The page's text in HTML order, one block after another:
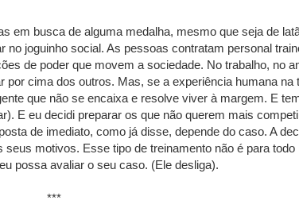
em busca de alguma medalha, mesmo que seja de
joguinho social. As pessoas contratam personal
de poder que movem a sociedade. No trabalho, no
cima dos outros. Mas, se a experiência humana
que não se encaixa e resolve viver à margem. E
E eu decidi preparar os que não querem mais
de imediato, como já disse, depende do caso. A
motivos. Esse tipo de treinamento não é para
possa avaliar o seu caso. (Ele desliga).
***